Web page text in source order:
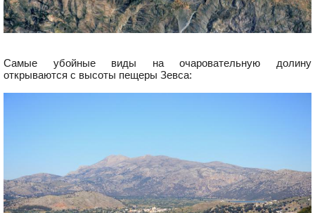
Самые убойные виды на очаровательную долину
открываются с высоты пещеры Зевса: